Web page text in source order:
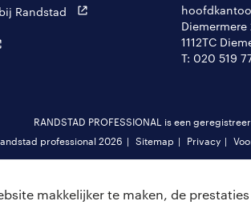
makkelijker te maken, de
Randstad
Diemermere
1112TC
T: 020 519
RANDSTAD PROFESSIONAL is een
professional 2026
Sitemap Privacy